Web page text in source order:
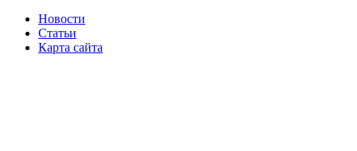
Новости
Статьи
Карта сайта